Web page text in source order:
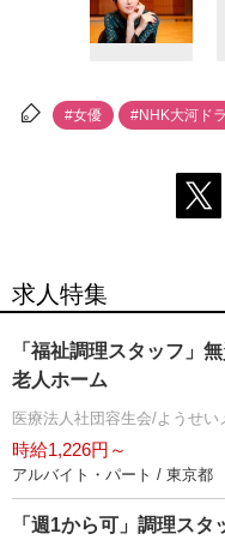
#女優 #NHK大河ド
求人特集
「福祉調理スタッフ」
老人ホーム
医療法人社団容生会/ようせい
時給1,226円～
アルバイト・パート / 東京都
「週1から可」調理ス